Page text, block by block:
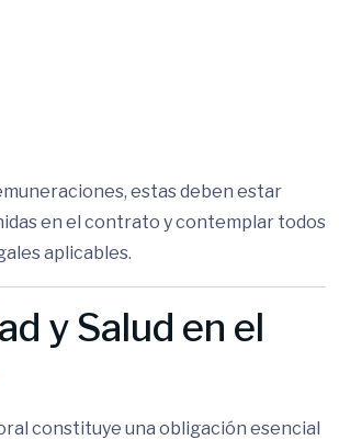
estas deben estar
en el contrato y contemplar todos
aplicables.
y Salud en el
constituye una obligación esencial